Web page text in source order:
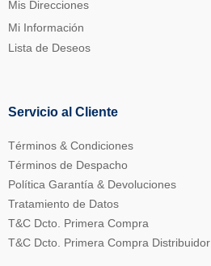
Mis Direcciones
Mi Información
Lista de Deseos
Servicio al Cliente
Términos & Condiciones
Términos de Despacho
Política Garantía & Devoluciones
Tratamiento de Datos
T&C Dcto. Primera Compra
T&C Dcto. Primera Compra Distribuidor